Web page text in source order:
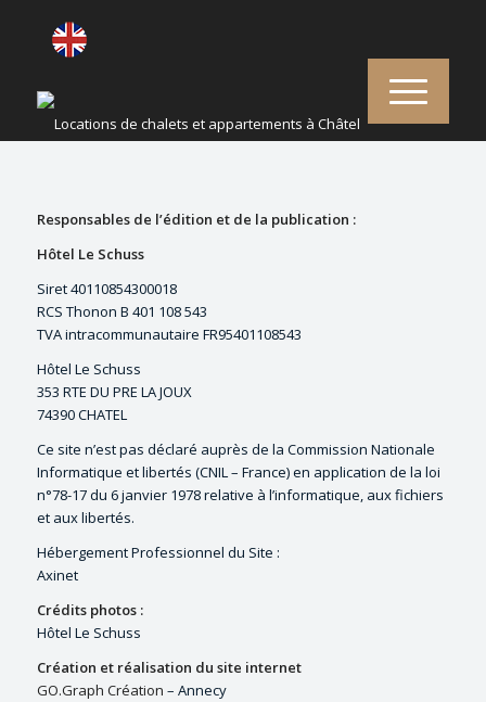
LÉGALES
Responsables de l’édition et de la publication :
Hôtel Le Schuss
Siret 40110854300018
RCS Thonon B 401 108 543
TVA intracommunautaire FR95401108543
Hôtel Le Schuss
353 RTE DU PRE LA JOUX
74390 CHATEL
Ce site n’est pas déclaré auprès de la Commission Nationale
Informatique et libertés (CNIL – France) en application de la loi
n°78-17 du 6 janvier 1978 relative à l’informatique, aux fichiers
et aux libertés.
Hébergement Professionnel du Site :
Axinet
Crédits photos :
Hôtel Le Schuss
Création et réalisation du site internet
GO.Graph Création – Annecy